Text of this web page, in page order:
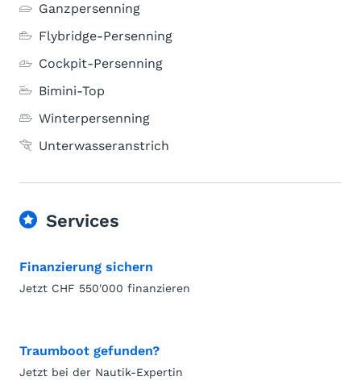
Ganzpersenning
Flybridge-Persenning
Cockpit-Persenning
Bimini-Top
Winterpersenning
Unterwasseranstrich
Services
Finanzierung sichern
Jetzt CHF 550'000 finanzieren
Traumboot gefunden?
Jetzt bei der Nautik-Expertin